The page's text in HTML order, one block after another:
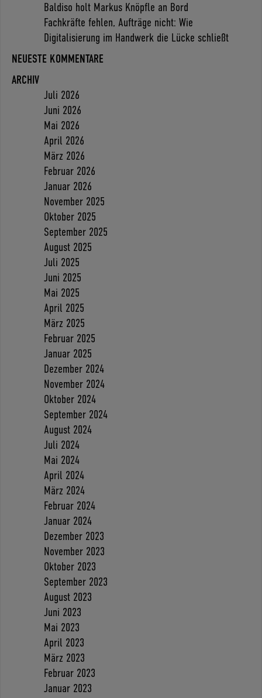
Baldiso holt Markus Knöpfle an Bord
Fachkräfte fehlen, Aufträge nicht: Wie
Digitalisierung im Handwerk die Lücke schließt
NEUESTE KOMMENTARE
ARCHIV
Juli 2026
Juni 2026
Mai 2026
April 2026
März 2026
Februar 2026
Januar 2026
November 2025
Oktober 2025
September 2025
August 2025
Juli 2025
Juni 2025
Mai 2025
April 2025
März 2025
Februar 2025
Januar 2025
Dezember 2024
November 2024
Oktober 2024
September 2024
August 2024
Juli 2024
Mai 2024
April 2024
März 2024
Februar 2024
Januar 2024
Dezember 2023
November 2023
Oktober 2023
September 2023
August 2023
Juni 2023
Mai 2023
April 2023
März 2023
Februar 2023
Januar 2023